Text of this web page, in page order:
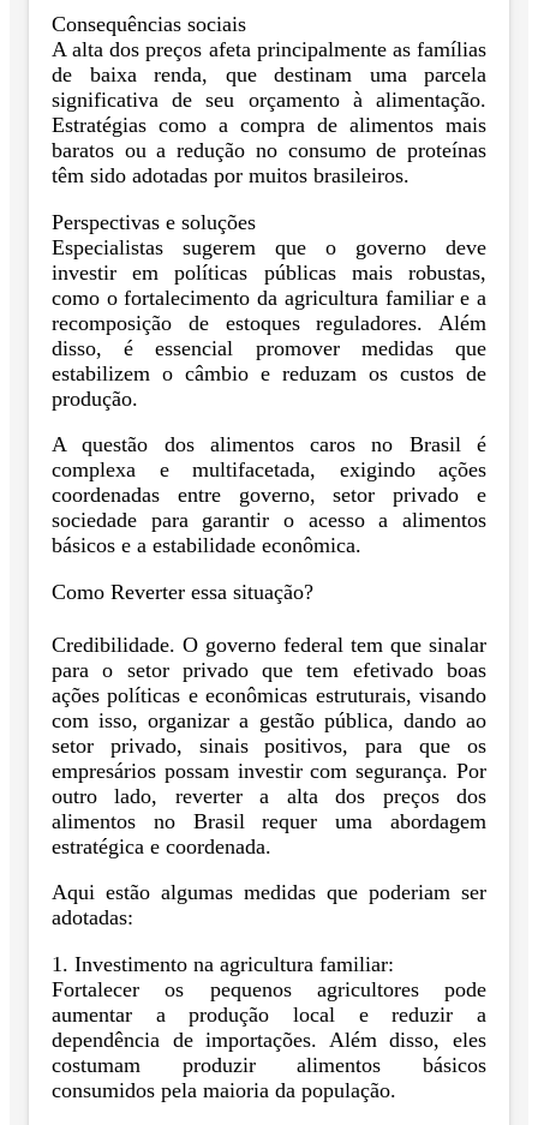
Consequências sociais
A alta dos preços afeta principalmente as famílias
de baixa renda, que destinam uma parcela
significativa de seu orçamento à alimentação.
Estratégias como a compra de alimentos mais
baratos ou a redução no consumo de proteínas
têm sido adotadas por muitos brasileiros.
Perspectivas e soluções
Especialistas sugerem que o governo deve
investir em políticas públicas mais robustas,
como o fortalecimento da agricultura familiar e a
recomposição de estoques reguladores. Além
disso, é essencial promover medidas que
estabilizem o câmbio e reduzam os custos de
produção.
A questão dos alimentos caros no Brasil é
complexa e multifacetada, exigindo ações
coordenadas entre governo, setor privado e
sociedade para garantir o acesso a alimentos
básicos e a estabilidade econômica.
Como Reverter essa situação?
Credibilidade. O governo federal tem que sinalar
para o setor privado que tem efetivado boas
ações políticas e econômicas estruturais, visando
com isso, organizar a gestão pública, dando ao
setor privado, sinais positivos, para que os
empresários possam investir com segurança. Por
outro lado, reverter a alta dos preços dos
alimentos no Brasil requer uma abordagem
estratégica e coordenada.
Aqui estão algumas medidas que poderiam ser
adotadas:
1. Investimento na agricultura familiar:
Fortalecer os pequenos agricultores pode
aumentar a produção local e reduzir a
dependência de importações. Além disso, eles
costumam produzir alimentos básicos
consumidos pela maioria da população.